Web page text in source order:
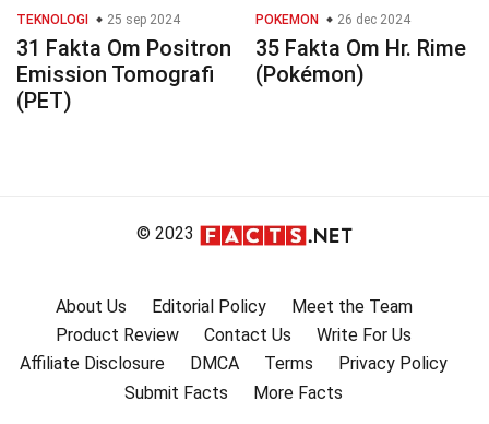
TEKNOLOGI 25 sep 2024
31 Fakta Om Positron
Emission Tomografi
(PET)
POKEMON 26 dec 2024
35 Fakta Om Hr. Rime
(Pokémon)
© 2023
About Us Editorial Policy
Meet the Team
Product Review
Contact Us
Write For Us
Affiliate Disclosure
DMCA Terms
Privacy Policy
Submit Facts
More Facts